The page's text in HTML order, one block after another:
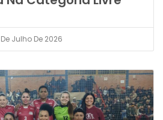
De Julho De 2026